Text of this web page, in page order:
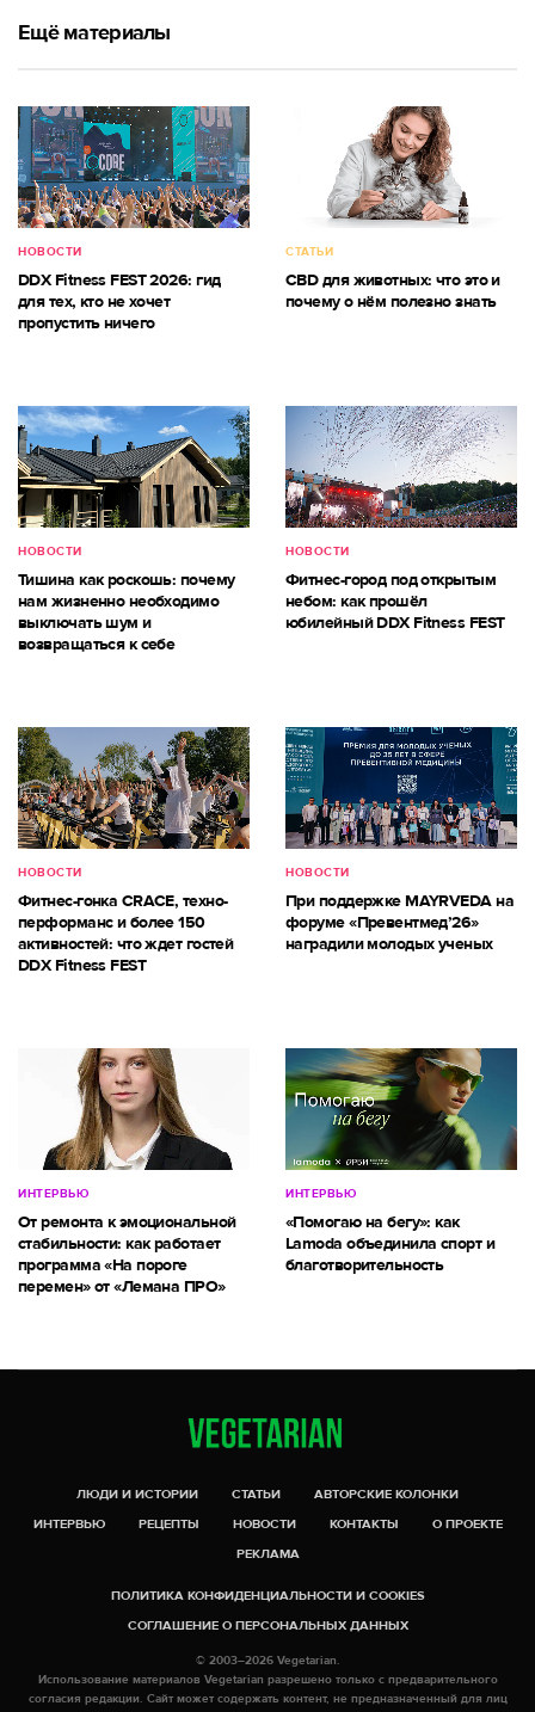
Ещё материалы
НОВОСТИ
DDX Fitness FEST 2026: гид
для тех, кто не хочет
пропустить ничего
СТАТЬИ
CBD для животных: что это и
почему о нём полезно знать
НОВОСТИ
Тишина как роскошь: почему
нам жизненно необходимо
выключать шум и
возвращаться к себе
НОВОСТИ
Фитнес-город под открытым
небом: как прошёл
юбилейный DDX Fitness FEST
НОВОСТИ
Фитнес-гонка CRACE, техно-
перформанс и более 150
активностей: что ждет гостей
DDX Fitness FEST
НОВОСТИ
При поддержке MAYRVEDA на
форуме «Превентмед’26»
наградили молодых ученых
ИНТЕРВЬЮ
От ремонта к эмоциональной
стабильности: как работает
программа «На пороге
перемен» от «Лемана ПРО»
ИНТЕРВЬЮ
«Помогаю на бегу»: как
Lamoda объединила спорт и
благотворительность
ЛЮДИ И ИСТОРИИ СТАТЬИ
АВТОРСКИЕ КОЛОНКИ
ИНТЕРВЬЮ
РЕЦЕПТЫ НОВОСТИ КОНТАКТЫ
О ПРОЕКТЕ
РЕКЛАМА
ПОЛИТИКА КОНФИДЕНЦИАЛЬНОСТИ И COOKIES
СОГЛАШЕНИЕ О ПЕРСОНАЛЬНЫХ ДАННЫХ
© 2003–2026 Vegetarian.
Использование материалов Vegetarian разрешено только с предварительного
согласия редакции. Сайт может содержать контент, не предназначенный для лиц